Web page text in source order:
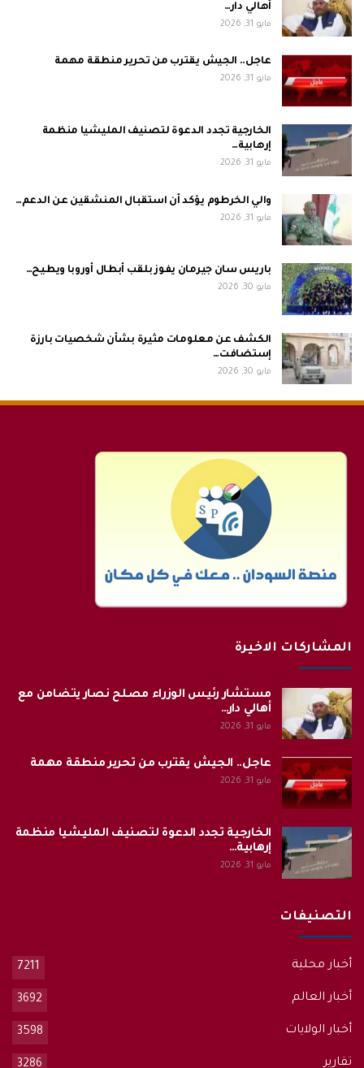
أهالي دار…
مايو 31, 2026
عاجل.. الجيش يقترب من تحرير منطقة مهمة
مايو 31, 2026
الخارجية تجدد الدعوة لتصنيف المليشيا منظمة
إرهابية…
مايو 31, 2026
والي الخرطوم يؤكد أن استقبال المنشقين عن الدعم…
مايو 31, 2026
باريس سان جيرمان يفوز بلقب أبطال أوروبا ويطيح…
مايو 30, 2026
الكشف عن معلومات مثيرة بشأن شخصيات بارزة
إستضافت…
مايو 30, 2026
المشاركات الاخيرة
مستشار رئيس الوزراء مصلح نصار يتضامن مع
أهالي دار…
مايو 31, 2026
عاجل.. الجيش يقترب من تحرير منطقة مهمة
مايو 31, 2026
الخارجية تجدد الدعوة لتصنيف المليشيا منظمة
إرهابية…
مايو 31, 2026
التصنيفات
أخبار محلية 7211
أخبار العالم 3692
أخبار الولايات 3598
تقارير 3286